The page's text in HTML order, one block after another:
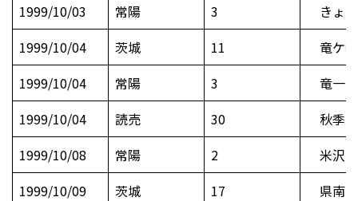
1999/10/03
常陽 3
きょ
1999/10/04
茨城 11
竜ケ
1999/10/04
常陽 3
竜一
1999/10/04
読売 30
秋季
1999/10/08
常陽 2
米沢
1999/10/09
茨城 17
県南